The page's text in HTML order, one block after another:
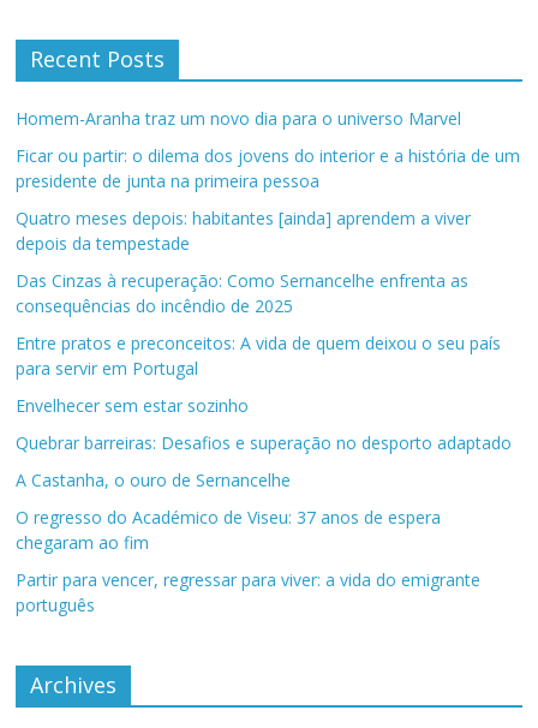
Recent Posts
Homem-Aranha traz um novo dia para o universo Marvel
Ficar ou partir: o dilema dos jovens do interior e a história de um
presidente de junta na primeira pessoa
Quatro meses depois: habitantes [ainda] aprendem a viver
depois da tempestade
Das Cinzas à recuperação: Como Sernancelhe enfrenta as
consequências do incêndio de 2025
Entre pratos e preconceitos: A vida de quem deixou o seu país
para servir em Portugal
Envelhecer sem estar sozinho
Quebrar barreiras: Desafios e superação no desporto adaptado
A Castanha, o ouro de Sernancelhe
O regresso do Académico de Viseu: 37 anos de espera
chegaram ao fim
Partir para vencer, regressar para viver: a vida do emigrante
português
Archives